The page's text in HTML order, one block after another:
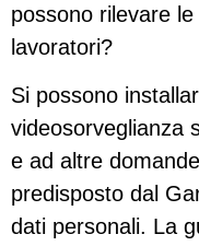
possono rilevare
lavoratori?
Si possono
videosorveglianza
e ad altre
predisposto dal
dati personali. La